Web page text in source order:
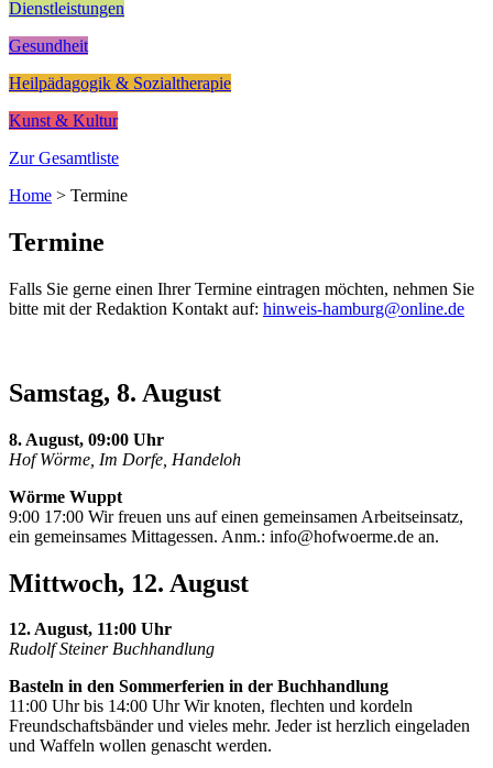
Dienstleistungen
Gesundheit
Heilpädagogik & Sozialtherapie
Kunst & Kultur
Zur Gesamtliste
Home > Termine
Termine
Falls Sie gerne einen Ihrer Termine eintragen möchten, nehmen Sie
bitte mit der Redaktion Kontakt auf: hinweis-hamburg@online.de
Samstag, 8. August
8. August, 09:00 Uhr
Hof Wörme, Im Dorfe, Handeloh
Wörme Wuppt
9:00 17:00 Wir freuen uns auf einen gemeinsamen Arbeitseinsatz,
ein gemeinsames Mittagessen. Anm.: info@hofwoerme.de an.
Mittwoch, 12. August
12. August, 11:00 Uhr
Rudolf Steiner Buchhandlung
Basteln in den Sommerferien in der Buchhandlung
11:00 Uhr bis 14:00 Uhr Wir knoten, flechten und kordeln
Freundschaftsbänder und vieles mehr. Jeder ist herzlich eingeladen
und Waffeln wollen genascht werden.